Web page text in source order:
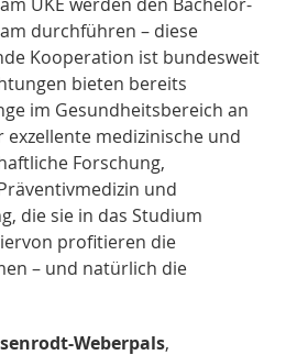
durchführen – diese
Kooperation ist bundesweit
bieten bereits
im Gesundheitsbereich an
medizinische und
Forschung,
und
die sie in das Studium
profitieren die
– und natürlich die
Weberpals,